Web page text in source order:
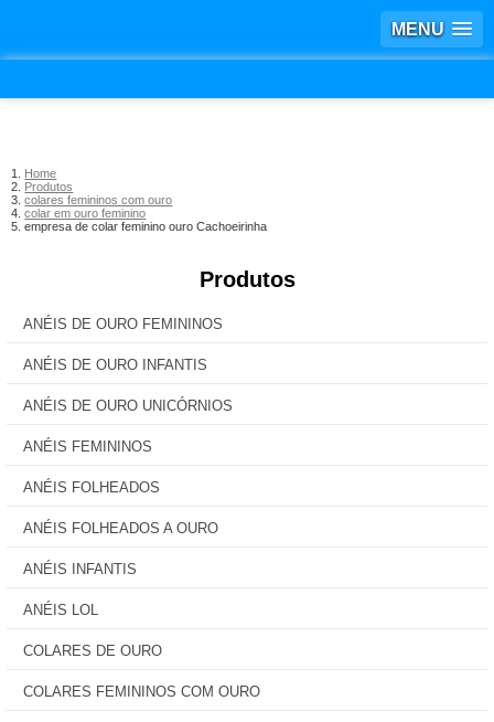
MENU
Home
Produtos
colares femininos com ouro
colar em ouro feminino
empresa de colar feminino ouro Cachoeirinha
Produtos
ANÉIS DE OURO FEMININOS
ANÉIS DE OURO INFANTIS
ANÉIS DE OURO UNICÓRNIOS
ANÉIS FEMININOS
ANÉIS FOLHEADOS
ANÉIS FOLHEADOS A OURO
ANÉIS INFANTIS
ANÉIS LOL
COLARES DE OURO
COLARES FEMININOS COM OURO